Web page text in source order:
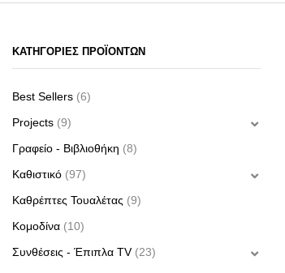
ΚΑΤΗΓΟΡΙΕΣ ΠΡΟΪΟΝΤΩΝ
Best Sellers (6)
Projects (9)
Γραφείο - Βιβλιοθήκη (8)
Καθιστικό (97)
Καθρέπτες Τουαλέτας (9)
Κομοδίνα (10)
Συνθέσεις - Έπιπλα TV (23)